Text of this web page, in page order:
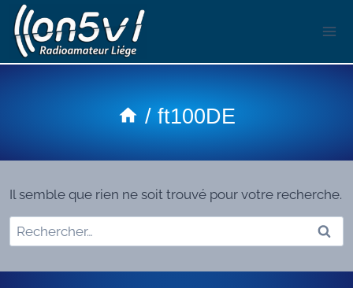
Aller
au
contenu
/ ft100DE
Il semble que rien ne soit trouvé pour votre recherche.
Rechercher :